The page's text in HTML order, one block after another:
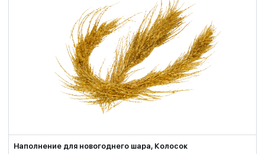
Наполнение для новогоднего шара, Колосок